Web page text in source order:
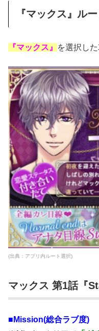
『マックス』ル
『マックス』 を選択し
(出典：アプリ内ルート選択)
マックス 第1話『
■Mission(総合ラブ度)